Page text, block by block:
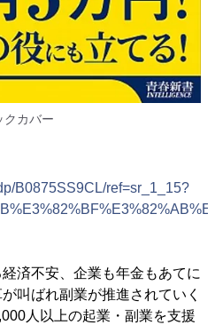
クカバー
B0875SS9CL/ref=sr_1_15?
済不安、企業も年金もあてに
叫ばれ副業が推進されていく
人以上の起業・副業を支援